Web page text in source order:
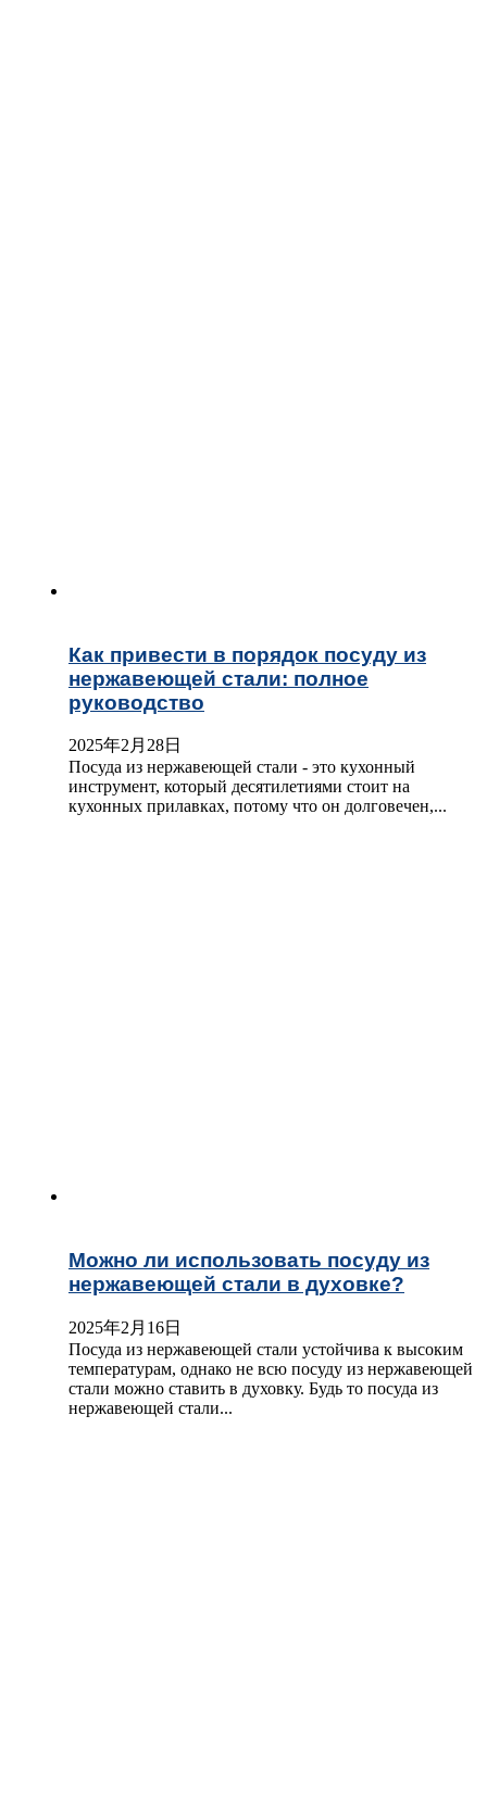
Как привести в порядок посуду из
нержавеющей стали: полное
руководство
2025年2月28日
Посуда из нержавеющей стали - это кухонный
инструмент, который десятилетиями стоит на
кухонных прилавках, потому что он долговечен,...
Можно ли использовать посуду из
нержавеющей стали в духовке?
2025年2月16日
Посуда из нержавеющей стали устойчива к высоким
температурам, однако не всю посуду из нержавеющей
стали можно ставить в духовку. Будь то посуда из
нержавеющей стали...